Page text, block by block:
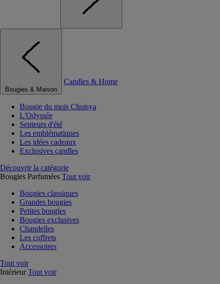
Bougies & Maison
Candles & Home
Bougie du mois Choisya
L'Odyssée
Senteurs d'été
Les emblématiques
Les idées cadeaux
Exclusives candles
Découvrir la catégorie
Bougies Parfumées Tout voir
Bougies classiques
Grandes bougies
Petites bougies
Bougies exclusives
Chandelles
Les coffrets
Accessoires
Tout voir
Intérieur Tout voir